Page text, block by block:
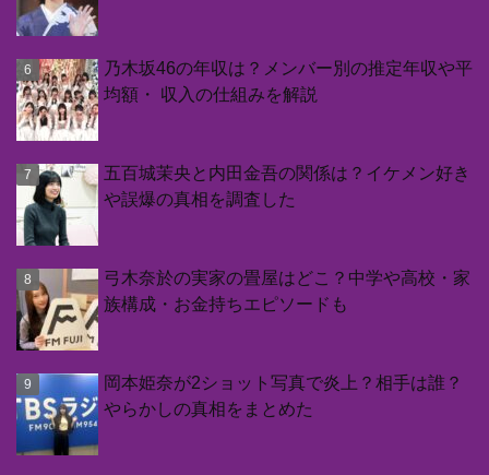
乃木坂46の年収は？メンバー別の推定年収や平
均額・ 収入の仕組みを解説
五百城茉央と内田金吾の関係は？イケメン好き
や誤爆の真相を調査した
弓木奈於の実家の畳屋はどこ？中学や高校・家
族構成・お金持ちエピソードも
岡本姫奈が2ショット写真で炎上？相手は誰？
やらかしの真相をまとめた